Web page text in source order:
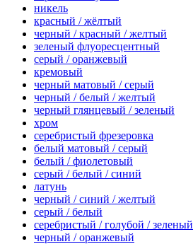
никель
красный / жёлтый
черный / красный / желтый
зеленый флуоресцентный
серый / оранжевый
кремовый
черный матовый / серый
черный / белый / желтый
черный глянцевый / зеленый
хром
серебристый фрезеровка
белый матовый / серый
белый / фиолетовый
серый / белый / синий
латунь
черный / синий / желтый
серый / белый
серебристый / голубой / зеленый
черный / оранжевый